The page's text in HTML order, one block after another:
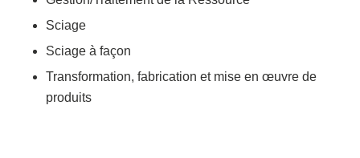
Sciage
Sciage à façon
Transformation, fabrication et mise en œuvre de
produits